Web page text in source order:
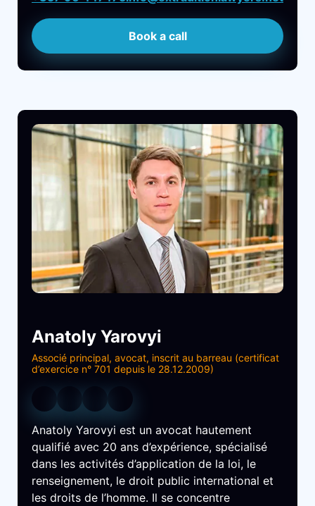
Book a call
Anatoly Yarovyi
Associé principal, avocat, inscrit au barreau (certificat
d’exercice n° 701 depuis le 28.12.2009)
Anatoly Yarovyi est un avocat hautement
qualifié avec 20 ans d’expérience, spécialisé
dans les activités d’application de la loi, le
renseignement, le droit public international et
les droits de l’homme. Il se concentre